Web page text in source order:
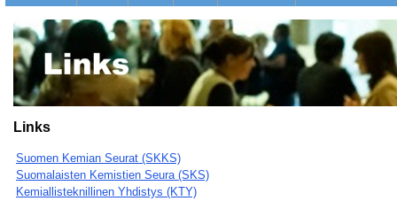
Links
Suomen Kemian Seurat (SKKS)
Suomalaisten Kemistien Seura (SKS)
Kemiallisteknillinen Yhdistys (KTY)